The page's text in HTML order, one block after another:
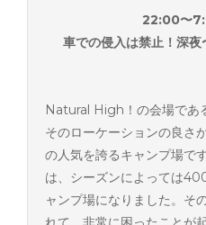
22:00〜
車での侵入は禁止！深夜
Natural High！の会場であ
そのローケーションの良さ
の人気を誇るキャンプ場で
は、シーズンによっては
ャンプ場になりました。そ